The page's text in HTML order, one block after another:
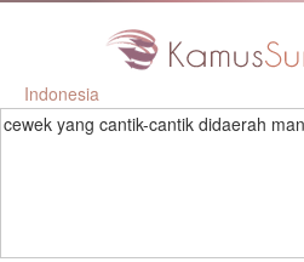
Indonesia
cewek yang cantik-cantik didaerah